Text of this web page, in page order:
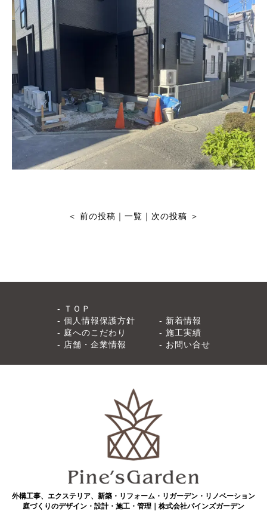
＜ 前の投稿 ｜ 一覧 ｜ 次の投稿 ＞
ＴＯＰ
個人情報保護方針
新着情報
庭へのこだわり
施工実績
店舗・企業情報
お問い合せ
外構工事、エクステリア、新築・リフォーム・リガーデン・リノベーション
庭づくりのデザイン・設計・施工・管理｜株式会社パインズガーデン